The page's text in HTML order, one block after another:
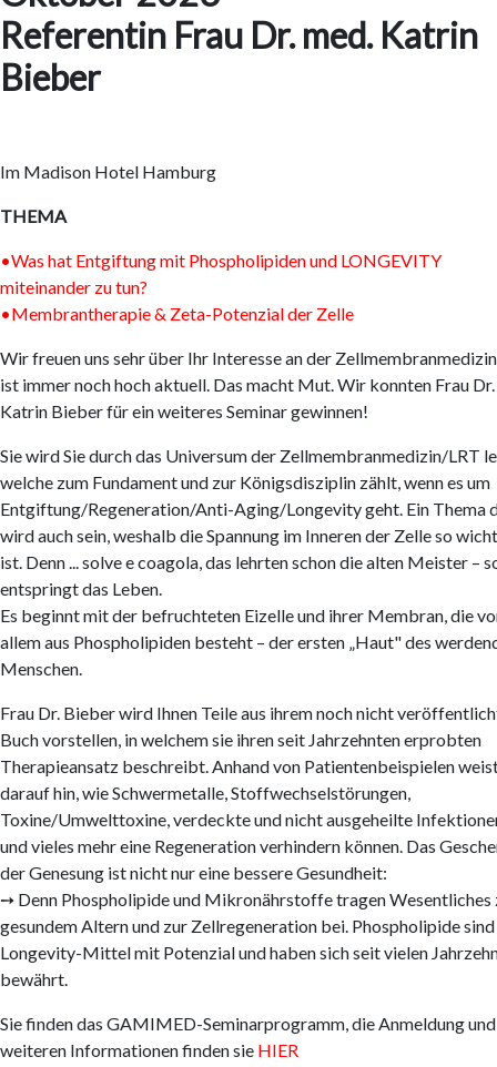
Referentin Frau Dr. med. Katrin
Bieber
Im Madison Hotel Hamburg
THEMA
•Was hat Entgiftung mit Phospholipiden und LONGEVITY
miteinander zu tun?
•Membrantherapie & Zeta-Potenzial der Zelle
Wir freuen uns sehr über Ihr Interesse an der
ist immer noch hoch aktuell. Das macht Mut. Wir konnten Frau Dr.
Katrin Bieber für ein weiteres Seminar gewinnen!
Sie wird Sie durch das Universum der Zellmembranmedizin/LRT
welche zum Fundament und zur Königsdisziplin zählt, wenn es um
Entgiftung/Regeneration/Anti-Aging/Longevity geht. Ein Thema
wird auch sein, weshalb die Spannung im Inneren der Zelle so
ist. Denn ... solve e coagola, das lehrten schon die alten Meister –
entspringt das Leben.
Es beginnt mit der befruchteten Eizelle und ihrer Membran, die
allem aus Phospholipiden besteht – der ersten „Haut" des
Menschen.
Frau Dr. Bieber wird Ihnen Teile aus ihrem noch nicht
Buch vorstellen, in welchem sie ihren seit Jahrzehnten erprobten
Therapieansatz beschreibt. Anhand von Patientenbeispielen
darauf hin, wie Schwermetalle, Stoffwechselstörungen,
Toxine/Umwelttoxine, verdeckte und nicht ausgeheilte
und vieles mehr eine Regeneration verhindern können. Das
der Genesung ist nicht nur eine bessere Gesundheit:
➙ Denn Phospholipide und Mikronährstoffe tragen Wesentliches
gesundem Altern und zur Zellregeneration bei. Phospholipide sind
Longevity-Mittel mit Potenzial und haben sich seit vielen
bewährt.
Sie finden das GAMIMED-Seminarprogramm, die Anmeldung
weiteren Informationen finden sie HIER